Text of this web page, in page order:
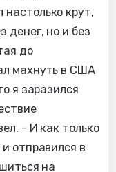
крут,
денег, но и без
до
махнуть в США
я заразился
- И как только
отправился в
на